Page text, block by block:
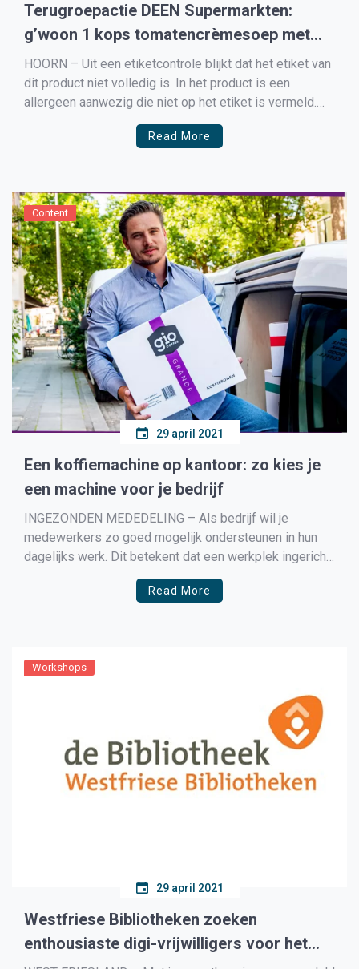
Terugroepactie DEEN Supermarkten:
g’woon 1 kops tomatencrèmesoep met
THT juni 2022
HOORN – Uit een etiketcontrole blijkt dat het etiket van
dit product niet volledig is. In het product is een
allergeen aanwezig die niet op het etiket is vermeld.
Het allergeen TARWE staat niet genoemd als ingrediënt
op de ingrediëntendeclaratie. Met het product is niets
Read More
Content
29 april 2021
Een koffiemachine op kantoor: zo kies je
een machine voor je bedrijf
INGEZONDEN MEDEDELING – Als bedrijf wil je
medewerkers zo goed mogelijk ondersteunen in hun
dagelijks werk. Dit betekent dat een werkplek ingericht
moet zijn op de behoeftes van collega’s, dat collega’s
een plek hebben om gedurende de werkdag te
Read More
Workshops
29 april 2021
Westfriese Bibliotheken zoeken
enthousiaste digi-vrijwilligers voor het